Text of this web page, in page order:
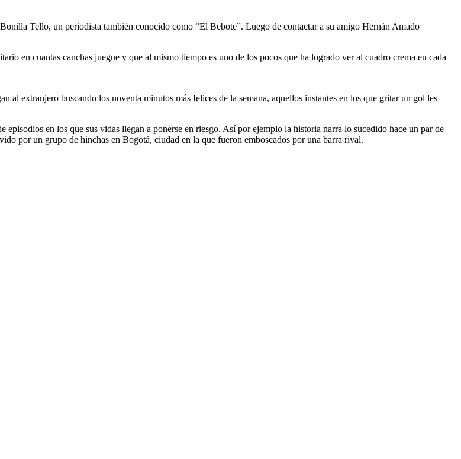
Tello, un periodista también conocido como “El Bebote”. Luego de contactar a su amigo Hernán Amado
en cuantas canchas juegue y que al mismo tiempo es uno de los pocos que ha logrado ver al cuadro crema en cada
extranjero buscando los noventa minutos más felices de la semana, aquellos instantes en los que gritar un gol les
episodios en los que sus vidas llegan a ponerse en riesgo. Así por ejemplo la historia narra lo sucedido hace un par de
por un grupo de hinchas en Bogotá, ciudad en la que fueron emboscados por una barra rival.